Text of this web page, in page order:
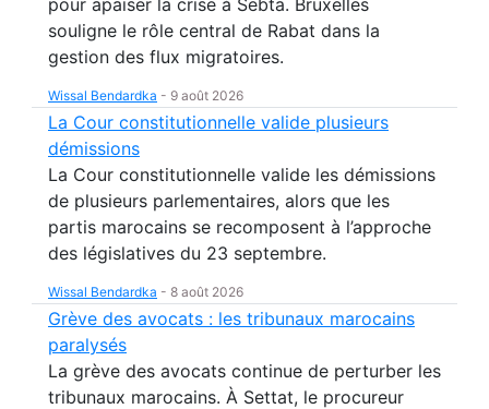
souligne le rôle central de Rabat dans la
gestion des flux migratoires.
Wissal Bendardka - 9 août 2026
La Cour constitutionnelle valide plusieurs
démissions
La Cour constitutionnelle valide les démissions
de plusieurs parlementaires, alors que les
partis marocains se recomposent à l’approche
des législatives du 23 septembre.
Wissal Bendardka - 8 août 2026
Grève des avocats : les tribunaux marocains
paralysés
La grève des avocats continue de perturber les
tribunaux marocains. À Settat, le procureur